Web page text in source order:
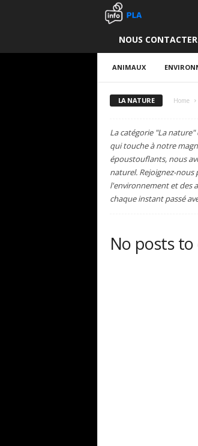
NOUS CONTACTER
ANIMAUX
LA NATURE Home
La catégorie "La
qui touche à notre
époustouflants, nous
naturel. Rejoignez-
l'environnement et des
chaque instant passé
No posts